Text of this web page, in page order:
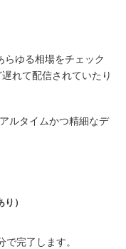
ゆる相場をチェック
れて配信されていたり
ルタイムかつ精細なデ
）
完了します。